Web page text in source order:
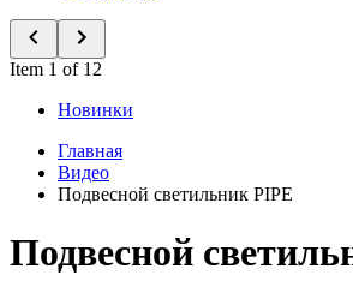
Item 1 of 12
Новинки
Главная
Видео
Подвесной светильник PIPE
Подвесной